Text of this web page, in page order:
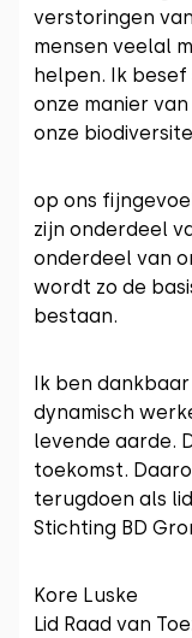
verstoringen
mensen veelal
helpen. Ik besef
onze manier
onze
op ons
zijn onderdeel
onderdeel van
wordt zo de
bestaan.
Ik ben
dynamisch
levende aarde.
toekomst.
terugdoen als
Stichting BD
Kore Luske
Lid Raad van